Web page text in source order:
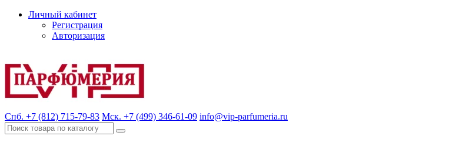
Личный кабинет
Регистрация
Авторизация
Спб. +7 (812) 715-79-83 Мск. +7 (499) 346-61-09 info@vip-parfumeria.ru